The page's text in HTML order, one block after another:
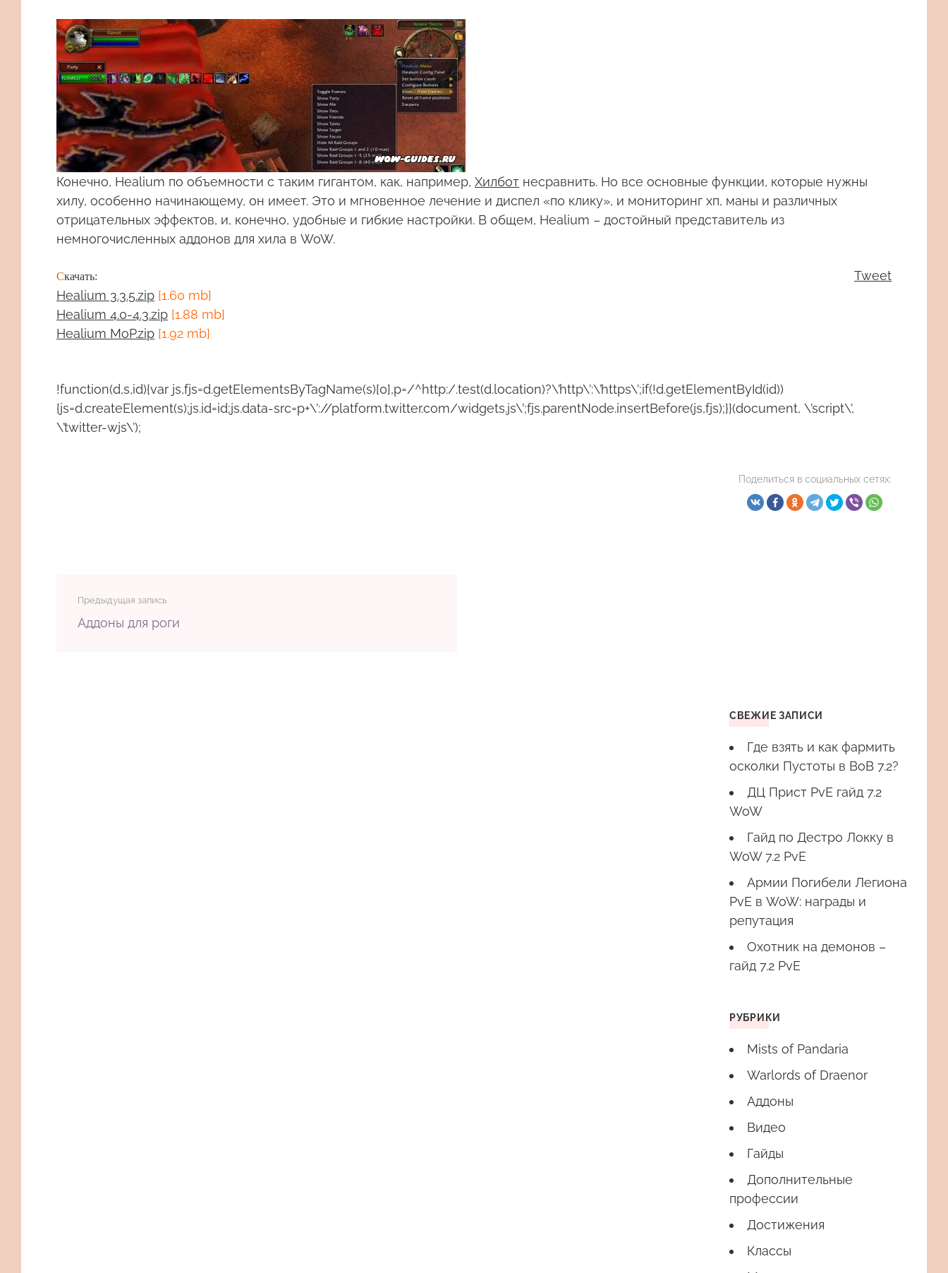
Конечно, Healium по объемности с таким гигантом, как, например, Хилбот несравнить. Но все основные функции, которые нужны
хилу, особенно начинающему, он имеет. Это и мгновенное лечение и диспел «по клику», и мониторинг хп, маны и различных
отрицательных эффектов, и, конечно, удобные и гибкие настройки. В общем, Healium – достойный представитель из
немногочисленных аддонов для хила в WoW.
Скачать:
Healium 3.3.5.zip [1.60 mb]
Healium 4.0-4.3.zip [1.88 mb]
Healium MoP.zip [1.92 mb]
Tweet
!function(d,s,id){var js,fjs=d.getElementsByTagName(s)[0],p=/^http:/.test(d.location)?\’http\’:\’https\’;if(!d.getElementById(id))
{js=d.createElement(s);js.id=id;js.data-src=p+\’://platform.twitter.com/widgets.js\’;fjs.parentNode.insertBefore(js,fjs);}}(document, \’script\’,
\’twitter-wjs\’);
Поделиться в социальных сетях:
Предыдущая запись
Аддоны для роги
СВЕЖИЕ ЗАПИСИ
Где взять и как фармить
осколки Пустоты в ВоВ 7.2?
ДЦ Прист PvE гайд 7.2
WoW
Гайд по Дестро Локку в
WoW 7.2 PvE
Армии Погибели Легиона
PvE в WoW: награды и
репутация
Охотник на демонов –
гайд 7.2 PvE
РУБРИКИ
Mists of Pandaria
Warlords of Draenor
Аддоны
Видео
Гайды
Дополнительные
профессии
Достижения
Классы